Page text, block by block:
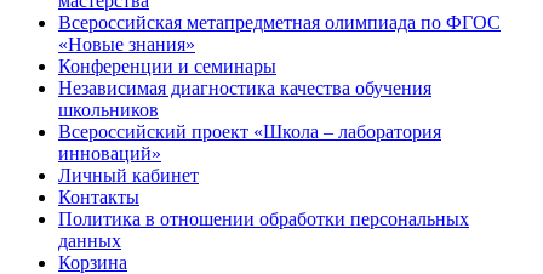
Всероссийская метапредметная олимпиада по ФГОС
«Новые знания»
Конференции и семинары
Независимая диагностика качества обучения
школьников
Всероссийский проект «Школа – лаборатория
инноваций»
Личный кабинет
Контакты
Политика в отношении обработки персональных
данных
Корзина